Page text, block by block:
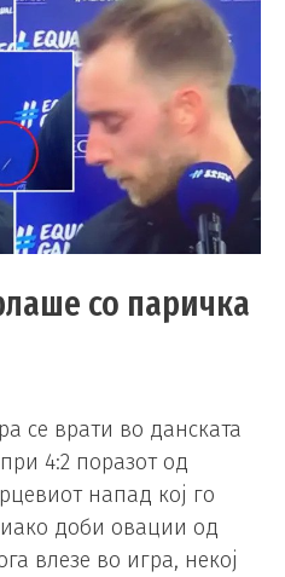
со паричка
се врати во данската
4:2 поразот од
напад кој го
доби овации од
влезе во игра, некој